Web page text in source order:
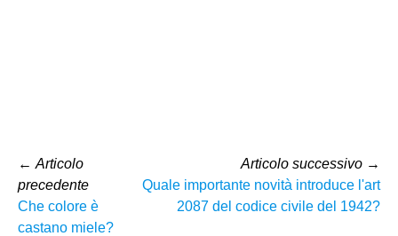
← Articolo
precedente
Che colore è
castano miele?
Articolo successivo →
Quale importante novità introduce l'art
2087 del codice civile del 1942?